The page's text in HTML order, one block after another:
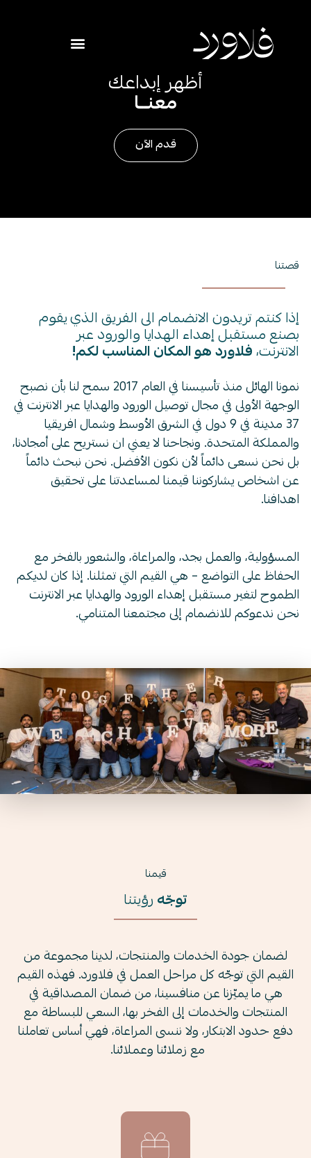
أظهر إبداعك
معنــا
قدم الآن
كنتم تريدون الانضمام الى الفريق الذي يقوم
مستقبل إهداء الهدايا والورود عبر
فلاورد هو المكان المناسب لكم!
نمونا الهائل منذ تأسيسنا في العام 2017 سمح لنا بأن نصبح
الأولى في مجال توصيل الورود والهدايا عبر الانترنت في
37 مدينة في 9 دول في الشرق الأوسط وشمال افريقيا
المتحدة. ونجاحنا لا يعني ان نستريح على أمجادنا،
نحن نسعى دائماً لأن نكون الأفضل. نحن نبحث دائماً
اشخاص يشاركوننا قيمنا لمساعدتنا على تحقيق
والعمل بجد، والمراعاة، والشعور بالفخر مع
على التواضع – هي القيم التي تمثلنا. إذا كان لديكم
لتغير مستقبل إهداء الورود والهدايا عبر الانترنت
ندعوكم للانضمام إلى مجتمعنا المتنامي.
قيمنا
توجّهرؤيتنا
لضمان جودة الخدمات والمنتجات، لدينا مجموعة من
القيم التي توجه كل مراحل العمل في فلاورد. فهذه القيم
هي ما يميزنا عن منافسينا، من ضمان المصداقية في
المنتجات والخدمات إلى الفخر بها، السعي للبساطة مع
دفع حدود الابتكار، ولا ننسى المراعاة، فهي أساس تعاملنا
مع زملائنا وعملائنا.